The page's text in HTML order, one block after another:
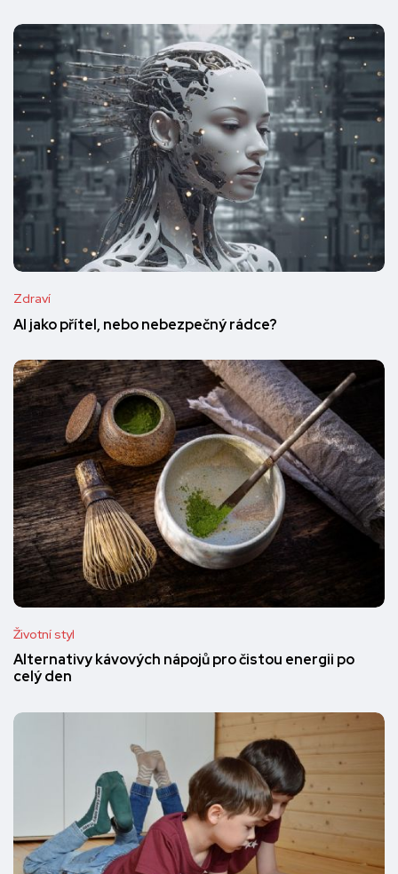
Zdraví
AI jako přítel, nebo nebezpečný rádce?
Životní styl
Alternativy kávových nápojů pro čistou energii po
celý den